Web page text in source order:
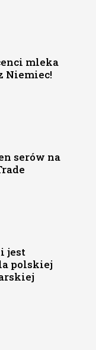
mleka
Niemiec!
serów na
jest
polskiej